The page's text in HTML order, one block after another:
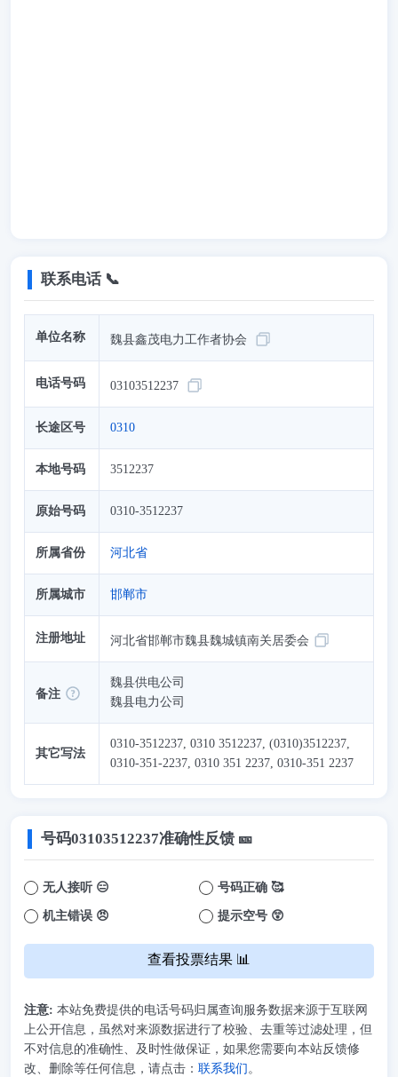
联系电话 📞
单位名称 魏县鑫茂电力工作者协会
电话号码 03103512237
长途区号 0310
本地号码 3512237
原始号码 0310-3512237
所属省份 河北省
所属城市 邯郸市
注册地址 河北省邯郸市魏县魏城镇南关居委会
备注
魏县供电公司
魏县电力公司
其它写法
0310-3512237, 0310 3512237, (0310)3512237,
0310-351-2237, 0310 351 2237, 0310-351 2237
号码03103512237准确性反馈 🎫
无人接听 😑 号码正确 🥰
机主错误 😠 提示空号 😲
查看投票结果 📊
注意: 本站免费提供的电话号码归属查询服务数据来源于互联网
上公开信息，虽然对来源数据进行了校验、去重等过滤处理，但
不对信息的准确性、及时性做保证，如果您需要向本站反馈修
改、删除等任何信息，请点击： 联系我们 。